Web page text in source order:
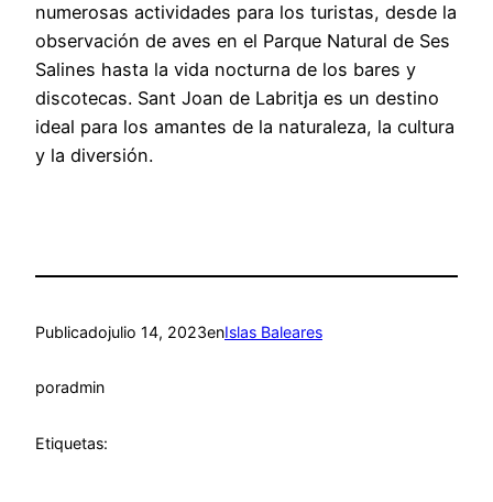
numerosas actividades para los turistas, desde la
observación de aves en el Parque Natural de Ses
Salines hasta la vida nocturna de los bares y
discotecas. Sant Joan de Labritja es un destino
ideal para los amantes de la naturaleza, la cultura
y la diversión.
Publicadojulio 14, 2023enIslas Baleares
poradmin
Etiquetas: